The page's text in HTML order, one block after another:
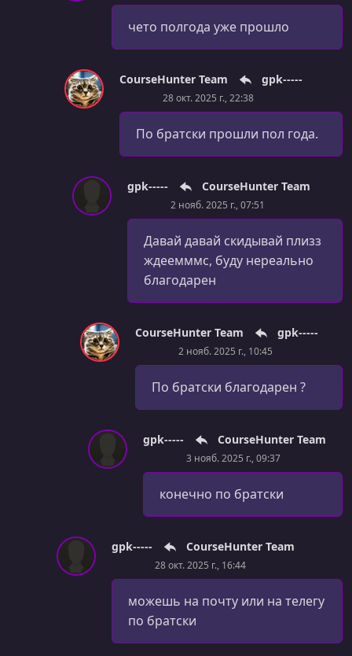
чето полгода уже прошло
CourseHunter Team gpk-----
28 окт. 2025 г., 22:38
По братски прошли пол года.
gpk----- CourseHunter Team
2 нояб. 2025 г., 07:51
Давай давай скидывай плизз
ждеемммс, буду нереально
благодарен
CourseHunter Team gpk-----
2 нояб. 2025 г., 10:45
По братски благодарен ?
gpk----- CourseHunter Team
3 нояб. 2025 г., 09:37
конечно по братски
gpk----- CourseHunter Team
28 окт. 2025 г., 16:44
можешь на почту или на телегу
по братски